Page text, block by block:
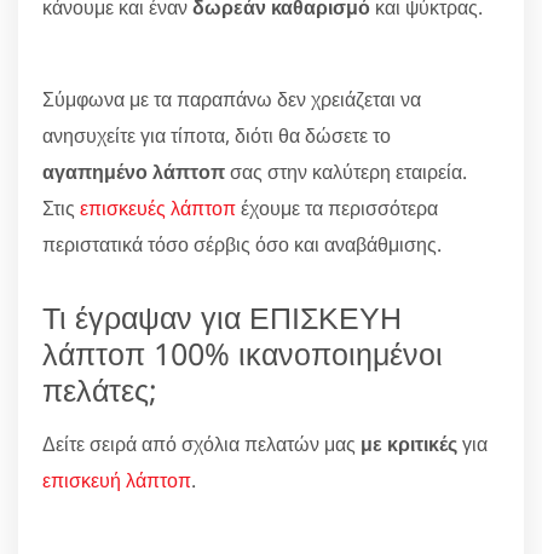
κάνουμε και ένανδωρεάν καθαρισμό και ψύκτρας.
Σύμφωνα με τα παραπάνω δεν χρειάζεται να
ανησυχείτε για τίποτα, διότι θα δώσετε το
αγαπημένο λάπτοπσας στην καλύτερη εταιρεία.
Στις επισκευές λάπτοπέχουμε τα περισσότερα
περιστατικά τόσο σέρβις όσο και αναβάθμισης.
Τι έγραψαν για ΕΠΙΣΚΕΥΗ
λάπτοπ 100% ικανοποιημένοι
πελάτες;
Δείτε σειρά από σχόλια πελατών μας με κριτικέςγια
επισκευή λάπτοπ.